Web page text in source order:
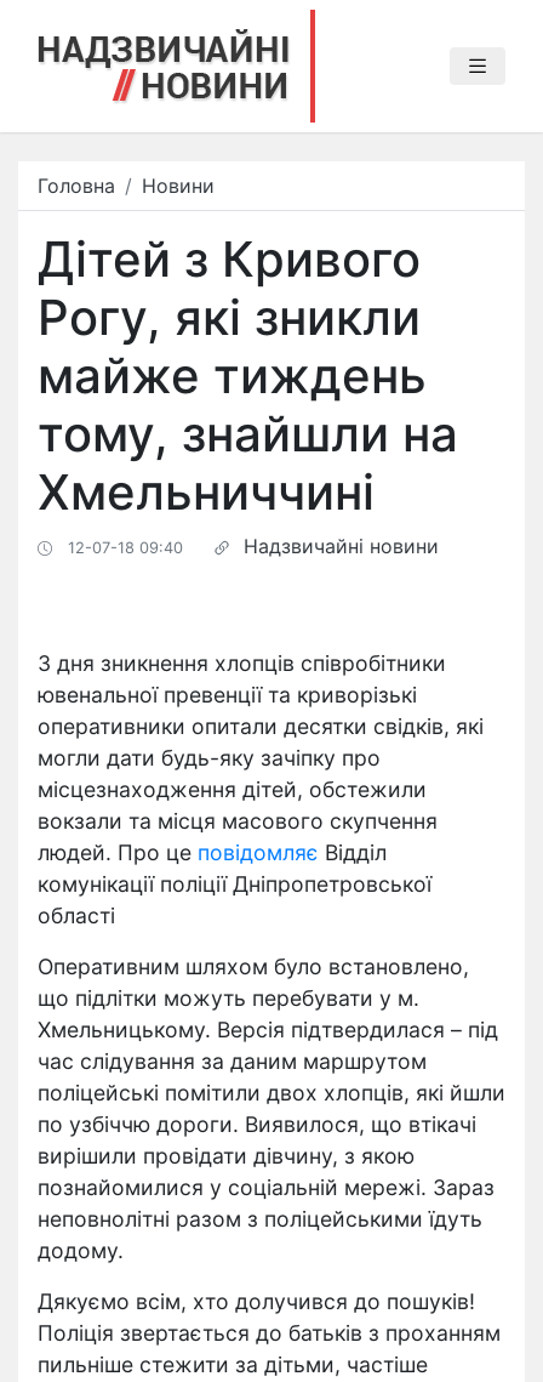
Головна Новини
Дітей з Кривого
Рогу, які зникли
майже тиждень
тому, знайшли на
Хмельниччині
12-07-18 09:40 Надзвичайні новини
З дня зникнення хлопців співробітники
ювенальної превенції та криворізькі
оперативники опитали десятки свідків, які
могли дати будь-яку зачіпку про
місцезнаходження дітей, обстежили
вокзали та місця масового скупчення
людей. Про це повідомляє Відділ
комунікації поліції Дніпропетровської
області
Оперативним шляхом було встановлено,
що підлітки можуть перебувати у м.
Хмельницькому. Версія підтвердилася – під
час слідування за даним маршрутом
поліцейські помітили двох хлопців, які йшли
по узбіччю дороги. Виявилося, що втікачі
вирішили провідати дівчину, з якою
познайомилися у соціальній мережі. Зараз
неповнолітні разом з поліцейськими їдуть
додому.
Дякуємо всім, хто долучився до пошуків!
Поліція звертається до батьків з проханням
пильніше стежити за дітьми, частіше